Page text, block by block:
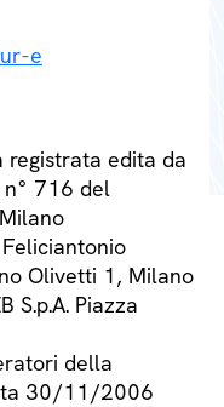
e
registrata edita da
n° 716 del
Feliciantonio
Olivetti 1, Milano
S.p.A. Piazza
della
30/11/2006